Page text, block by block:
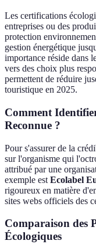
Les certifications
entreprises ou des
protection
gestion énergétique
importance réside dans
vers des choix plus
permettent de réduire
touristique en 2025.
Comment
Reconnue ?
Pour s'assurer de la
sur l'organisme qui
attribué par une
exemple est Ecolabel
rigoureux en matière
sites webs officiels des
Comparaison des
Écologiques